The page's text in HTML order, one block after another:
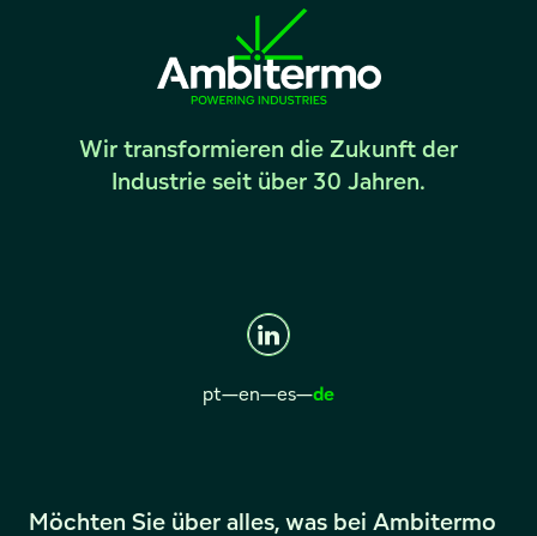
Wir transformieren die Zukunft der
Industrie seit über 30 Jahren.
pt—en—es—de
Möchten Sie über alles, was bei Ambitermo